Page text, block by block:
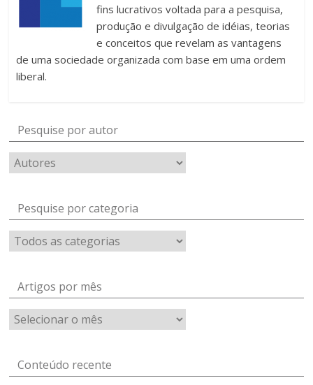
fins lucrativos voltada para a pesquisa,
produção e divulgação de idéias, teorias
e conceitos que revelam as vantagens
de uma sociedade organizada com base em uma ordem
liberal.
Pesquise por autor
Pesquise por categoria
Artigos por mês
Artigos
por
Conteúdo recente